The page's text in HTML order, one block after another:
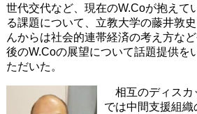
世代交代など、現在のW.Coが抱えて
る課題について、立教大学の藤井敦史
んからは社会的連帯経済の考え方な
後のW.Coの展望について話題提供を
ただいた。
相互のディスカ
では中間支援組